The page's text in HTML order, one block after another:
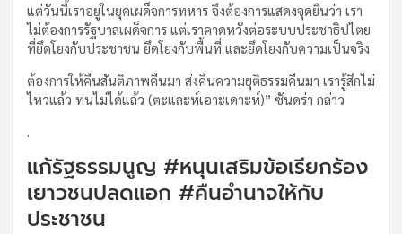
แต่วันนี้เราอยู่ในยุคเผด็จการทหาร จึงต้องการแสดงจุดยืนว่า เรา
ไม่ต้องการรัฐบาลเผด็จการ แต่เราคาดหวังต่อระบบประชาธิปไตย
ที่ยึดโยงกับประชาชน ยึดโยงกับพื้นที่ และยึดโยงกับความเป็นจริง
ต้องการให้คืนสันติภาพคืนมา ส่งคืนความยุติธรรมคืนมา เรารู้สึกไม่
ไหวแล้ว ทนไม่ได้แล้ว (ตะและห์เอาะเดาะห์)” ซันดร่า กล่าว
แก้รัฐธรรมนูญ #หนุนเสริมข้อเรียกร้อง
เยาวชนปลดแอก #คืนอำนาจให้กับ
ประชาชน